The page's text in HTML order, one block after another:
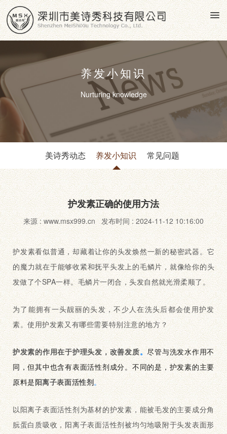
养发小知识
Nurturing knowledge
美诗秀动态 养发小知识 常见问题
护发素正确的使用方法
来源 : www.msx999.cn 发布时间 : 2024-11-12 10:16:00
护发素看似普通，却藏着让你的头发焕然一新的秘密武器。它
的魔力就在于能够收紧和抚平头发上的毛鳞片，就像给你的头
发做了个SPA一样。毛鳞片一闭合，头发自然就光滑柔顺了。
为了能拥有一头靓丽的头发，不少人在洗头后都会使用护发
素。使用护发素又有哪些需要特别注意的地方？
护发素的作用在于护理头发，改善发质。尽管与洗发水作用不
同，但其中也含有表面活性剂成分。不同的是，护发素的主要
原料是阳离子表面活性剂。
以阳离子表面活性剂为基材的护发素，能被毛发的主要成分角
朊蛋白质吸收，阳离子表面活性剂被均匀地吸附于头发表面形